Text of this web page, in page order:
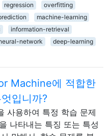
regression
overfitting
machine-learning
information-retrieval
network
deep-learning
Machine에 적합한
입니까?
사용하여 특정 학습 문제
나타내는 특징 또는 특성